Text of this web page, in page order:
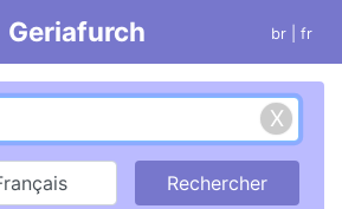
Geriafurch br | fr